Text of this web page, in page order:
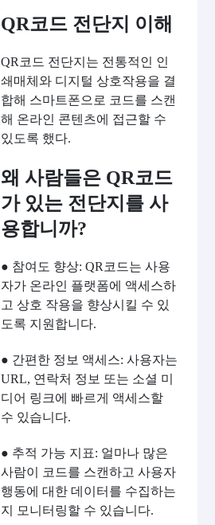
QR코드 전단지 이해
QR코드 전단지는 전통적인 인
쇄매체와 디지털 상호작용을 결
합해 스마트폰으로 코드를 스캔
해 온라인 콘텐츠에 접근할 수
있도록 했다.
왜 사람들은 QR코드
가 있는 전단지를 사
용합니까?
● 참여도 향상: QR코드는 사용
자가 온라인 플랫폼에 액세스하
고 상호 작용을 향상시킬 수 있
도록 지원합니다.
● 간편한 정보 액세스: 사용자는
URL, 연락처 정보 또는 소셜 미
디어 링크에 빠르게 액세스할
수 있습니다.
● 추적 가능 지표: 얼마나 많은
사람이 코드를 스캔하고 사용자
행동에 대한 데이터를 수집하는
지 모니터링할 수 있습니다.